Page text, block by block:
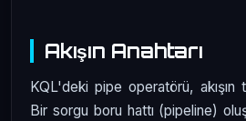
Akışın Anahtarı
KQL'deki pipe operatörü, akışın
Bir sorgu boru hattı (pipeline)